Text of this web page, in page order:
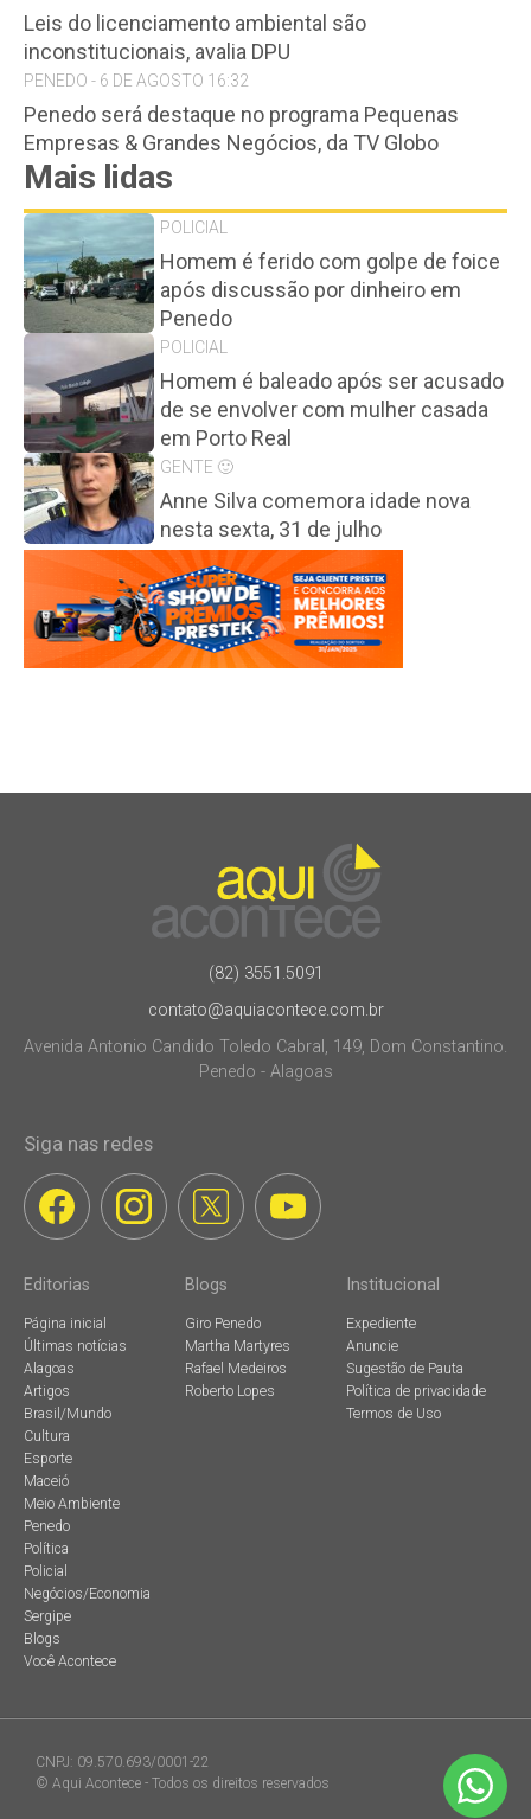
Leis do licenciamento ambiental são
inconstitucionais, avalia DPU
PENEDO - 6 DE AGOSTO 16:32
Penedo será destaque no programa Pequenas
Empresas & Grandes Negócios, da TV Globo
Mais lidas
POLICIAL
Homem é ferido com golpe de foice
após discussão por dinheiro em
Penedo
POLICIAL
Homem é baleado após ser acusado
de se envolver com mulher casada
em Porto Real
GENTE 🙂
Anne Silva comemora idade nova
nesta sexta, 31 de julho
(82) 3551.5091
contato@aquiacontece.com.br
Avenida Antonio Candido Toledo Cabral, 149, Dom Constantino.
Penedo - Alagoas
Siga nas redes
Editorias
Página inicial
Últimas notícias
Alagoas
Artigos
Brasil/Mundo
Cultura
Esporte
Maceió
Meio Ambiente
Penedo
Política
Policial
Negócios/Economia
Sergipe
Blogs
Você Acontece
Blogs
Giro Penedo
Martha Martyres
Rafael Medeiros
Roberto Lopes
Institucional
Expediente
Anuncie
Sugestão de Pauta
Política de privacidade
Termos de Uso
CNPJ: 09.570.693/0001-22
© Aqui Acontece - Todos os direitos reservados